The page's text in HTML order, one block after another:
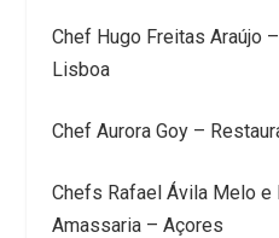
Chef Hugo Freitas Araújo
Lisboa
Chef Aurora Goy –
Chefs Rafael Ávila Melo e
Amassaria – Açores